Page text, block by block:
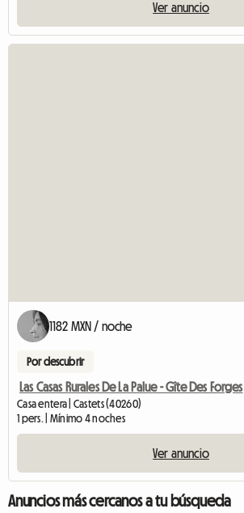
Ver anuncio
1182 MXN / noche
Por descubrir
Las Casas Rurales De La Palue - Gîte Des Forges
Casa entera | Castets (40260)
1 pers. | Mínimo 4 noches
Ver anuncio
Anuncios más cercanos a tu búsqueda